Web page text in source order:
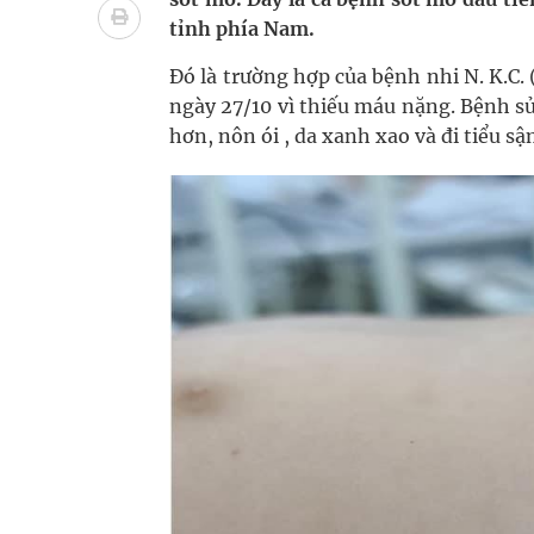
Vương Thành Công: Khi việc học bắt đầu từ trải
Chấn chỉnh hoạt động kinh doanh dược liệu
Giải pháp nâng cao thị lực thời hiện đại
Triển khai đồng bộ các giải pháp quản lý chất
tỉnh phía Nam.
Đó là trường hợp của bệnh nhi N.
ngày 27/10 vì thiếu máu nặng. Bệnh
hơn, nôn ói , da xanh xao và đi tiểu